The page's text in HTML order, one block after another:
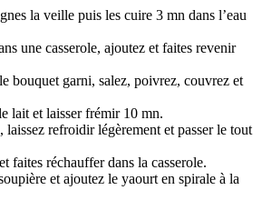
la veille puis les cuire 3 mn dans l’eau
une casserole, ajoutez et faites revenir
bouquet garni, salez, poivrez, couvrez et
lait et laisser frémir 10 mn.
refroidir légèrement et passer le tout
faites réchauffer dans la casserole.
et ajoutez le yaourt en spirale à la